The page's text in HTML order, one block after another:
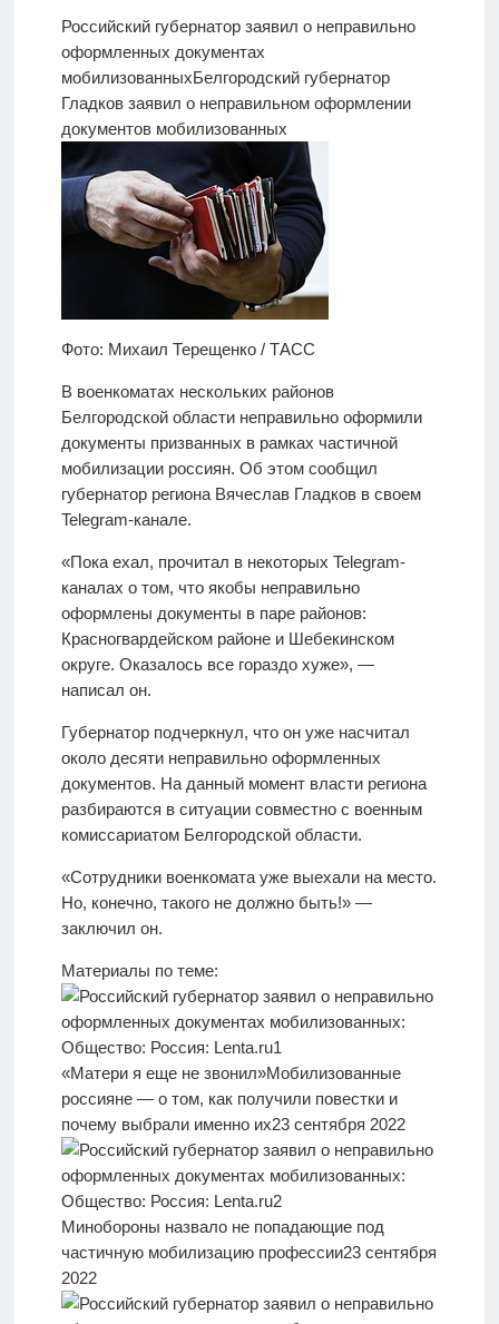
Версия для
слабовидящих
Российский губернатор заявил о неправильно
оформленных документах
мобилизованныхБелгородский губернатор
Гладков заявил о неправильном оформлении
документов мобилизованных
Фото: Михаил Терещенко / ТАСС
В военкоматах нескольких районов
Белгородской области неправильно оформили
документы призванных в рамках частичной
мобилизации россиян. Об этом сообщил
губернатор региона Вячеслав Гладков в своем
Telegram-канале.
«Пока ехал, прочитал в некоторых Telegram-
каналах о том, что якобы неправильно
оформлены документы в паре районов:
Красногвардейском районе и Шебекинском
округе. Оказалось все гораздо хуже», —
написал он.
Губернатор подчеркнул, что он уже насчитал
около десяти неправильно оформленных
документов. На данный момент власти региона
разбираются в ситуации совместно с военным
комиссариатом Белгородской области.
«Сотрудники военкомата уже выехали на место.
Но, конечно, такого не должно быть!» —
заключил он.
Материалы по теме:
«Матери я еще не звонил»Мобилизованные
россияне — о том, как получили повестки и
почему выбрали именно их23 сентября 2022
Минобороны назвало не попадающие под
частичную мобилизацию профессии23 сентября
2022